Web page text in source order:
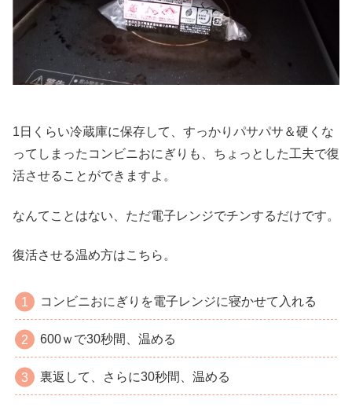
1日くらい冷蔵庫に保存して、すっかりパサパサ＆硬くな
ってしまったコンビニおにぎりも、ちょっとした工夫で復
活させることができますよ。
なんてことはない、ただ電子レンジでチンするだけです。
復活させる温め方はこちら。
コンビニおにぎりを電子レンジに寝かせて入れる
600ｗで30秒間、温める
裏返して、さらに30秒間、温める